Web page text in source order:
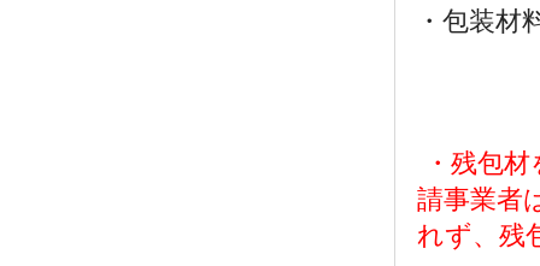
・包装
・残包
請事業者
れず、 残